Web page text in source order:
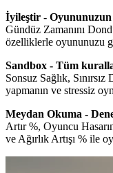
İyileştir -
Gündüz Zamanını
özelliklerle oyununuzu
Sandbox - Tüm
Sonsuz Sağlık,
yapmanın ve stressiz
Meydan Okuma -
Artır %, Oyuncu
ve Ağırlık Artışı % ile